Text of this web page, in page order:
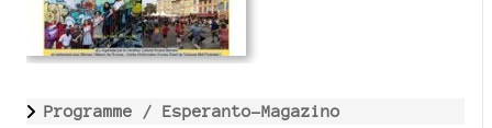
Programme / Esperanto-Magazino